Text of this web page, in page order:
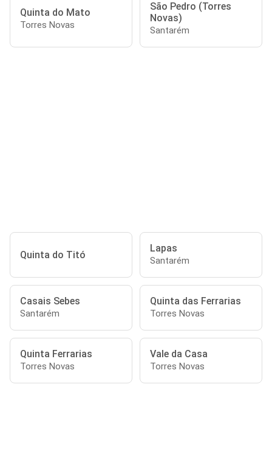
Quinta do Mato
Torres Novas
São Pedro (Torres
Novas)
Santarém
Quinta do Titó
Lapas
Santarém
Casais Sebes
Santarém
Quinta das Ferrarias
Torres Novas
Quinta Ferrarias
Torres Novas
Vale da Casa
Torres Novas